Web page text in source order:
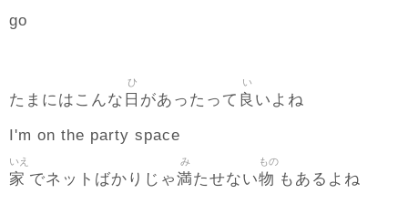
go
たまにはこんな 日
ひ
があったって 良
い
いよね
I'm on the party space
家
いえ
でネットばかりじゃ満
み
たせない物
もの
もあるよね